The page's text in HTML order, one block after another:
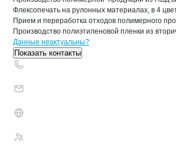
Флексопечать на рулонных материалах, в 4
Прием и переработка отходов полимерного
Производство полиэтиленовой пленки из
Контактыкомпании
+7(800)000-00-..
Данные неактуальны?
Показать контакты